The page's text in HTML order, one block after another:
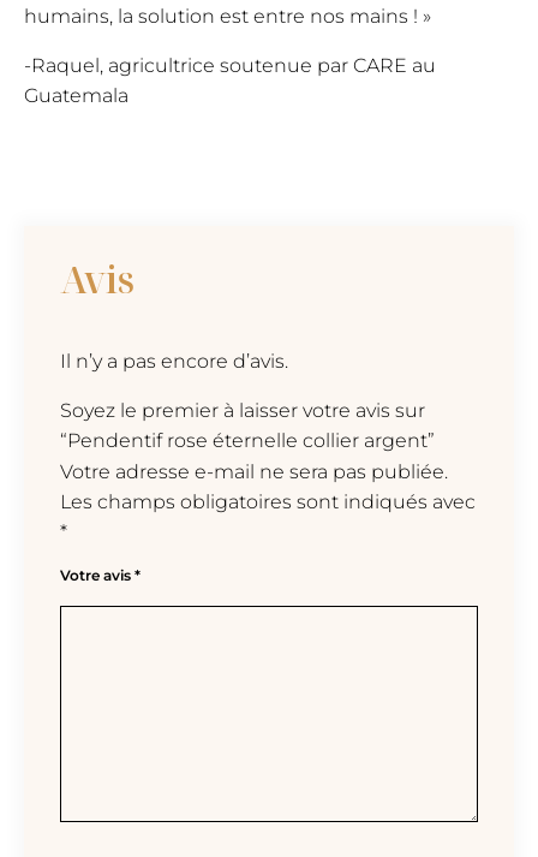
humains, la solution est entre nos mains ! »
-Raquel, agricultrice soutenue par CARE au
Guatemala
Avis
Il n’y a pas encore d’avis.
Soyez le premier à laisser votre avis sur
“Pendentif rose éternelle collier argent”
Votre adresse e-mail ne sera pas publiée.
Les champs obligatoires sont indiqués avec
*
Votre avis *